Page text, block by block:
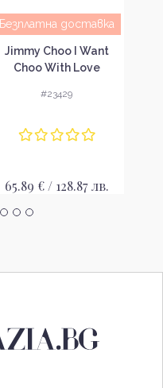
Безплатна доставка
Jimmy Choo I Want
Choo With Love
за жени
#23429
65.89 € / 128.87 лв.